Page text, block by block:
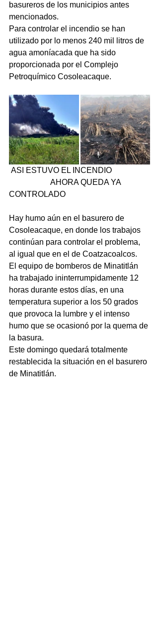
basureros de los municipios antes
mencionados.
Para controlar el incendio se han
utilizado por lo menos 240 mil litros de
agua amoníacada que ha sido
proporcionada por el Complejo
Petroquímico Cosoleacaque.
                     AHORA QUEDA YA
CONTROLADO
Hay humo aún en el basurero de
Cosoleacaque, en donde los trabajos
continúan para controlar el problema,
al igual que en el de Coatzacoalcos.
El equipo de bomberos de Minatitlán
ha trabajado ininterrumpidamente 12
horas durante estos días, en una
temperatura superior a los 50 grados
que provoca la lumbre y el intenso
humo que se ocasionó por la quema de
la basura.
Este domingo quedará totalmente
restablecida la situación en el basurero
de Minatitlán.